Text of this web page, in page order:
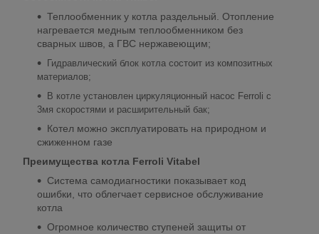
Теплообменник у котла раздельный. Отопление
нагревается медным теплообменником без
сварных швов, а ГВС нержавеющим;
Гидравлический блок котла состоит из композитных
материалов;
В котле установлен циркуляционный насос Ferroli с
3мя скоростями и расширительный бак;
Котел можно эксплуатировать на природном и
сжиженном газе
Преимущества котла Ferroli Vitabel
Система самодиагностики показывает код
ошибки, что облегчает сервисное обслуживание
котла
Огромное количество ступеней защиты от